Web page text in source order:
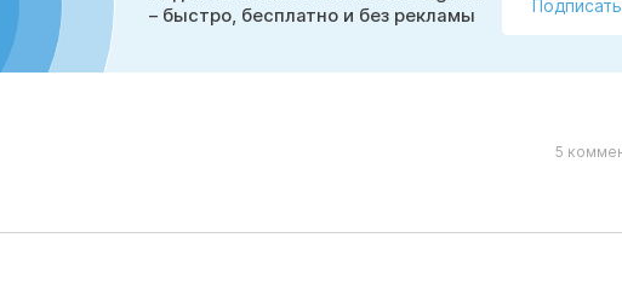
– быстро, бесплатно и без рекламы
5